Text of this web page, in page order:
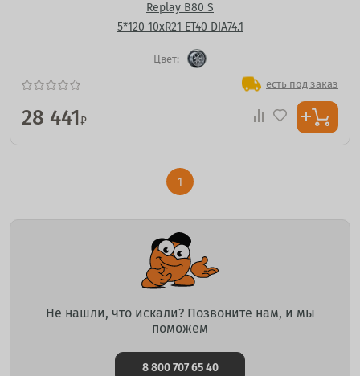
Replay B80 S
5*120 10xR21 ET40 DIA74.1
Цвет:
есть под заказ
28 441₽
1
Не нашли, что искали? Позвоните нам, и мы
поможем
8 800 707 65 40